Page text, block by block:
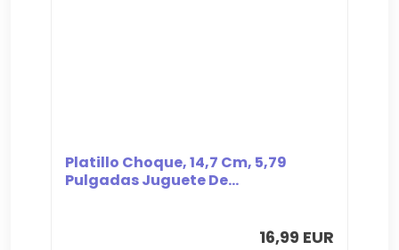
Platillo Choque, 14,7 Cm, 5,79
Pulgadas Juguete De...
16,99 EUR